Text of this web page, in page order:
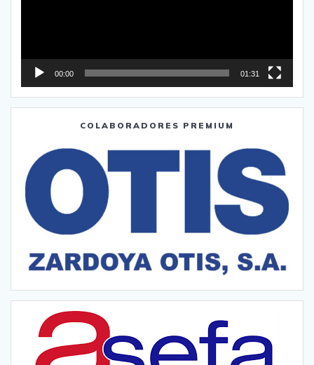
00:00 01:31
COLABORADORES PREMIUM